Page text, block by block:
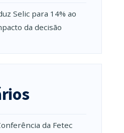
Selic para 14% ao
da decisão
da Fetec